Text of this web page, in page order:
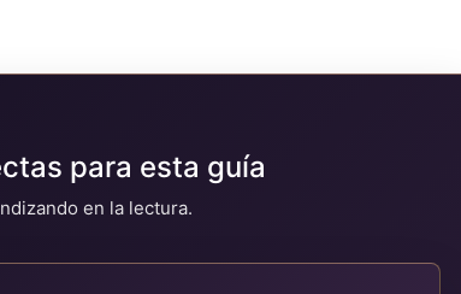
para esta guía
en la lectura.